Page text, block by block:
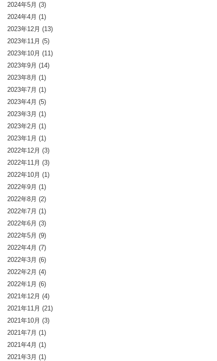
2024年5月 (3)
2024年4月 (1)
2023年12月 (13)
2023年11月 (5)
2023年10月 (11)
2023年9月 (14)
2023年8月 (1)
2023年7月 (1)
2023年4月 (5)
2023年3月 (1)
2023年2月 (1)
2023年1月 (1)
2022年12月 (3)
2022年11月 (3)
2022年10月 (1)
2022年9月 (1)
2022年8月 (2)
2022年7月 (1)
2022年6月 (3)
2022年5月 (9)
2022年4月 (7)
2022年3月 (6)
2022年2月 (4)
2022年1月 (6)
2021年12月 (4)
2021年11月 (21)
2021年10月 (3)
2021年7月 (1)
2021年4月 (1)
2021年3月 (1)